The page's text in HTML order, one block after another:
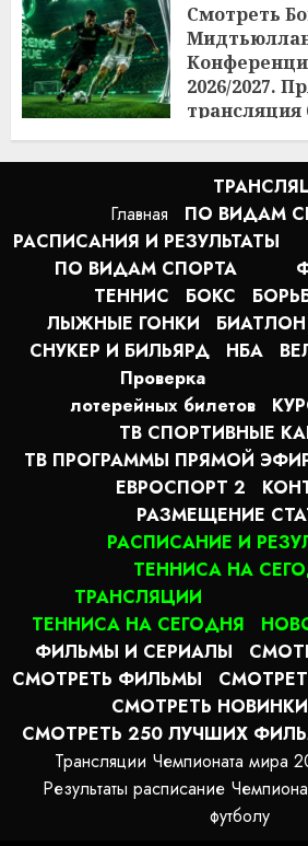
Смотреть
2026/2027.
трансляция
21:45
15:42
Главная
ПО ВИДАМ
РАСПИСАНИЯ И РЕЗУЛЬТАТЫ
ПО ВИДАМ СПОРТА
ТЕННИС
БОКС
ЛЫЖНЫЕ ГОНКИ
БИАТЛОН
СНУКЕР И БИЛЬЯРД
НБА
Проверка
лотерейных билетов
ТВ СПОРТИВНЫЕ
ТВ ПРОГРАММЫ ПРЯМОЙ
ЕВРОСПОРТ 2
РАЗМЕЩЕНИЕ
РАСПИСАНИЕ И
ТЕННИСА НА
ТРАНСЛЯЦИИ
ТЕННИСА НА СЕГОДНЯ
ФИЛЬМЫ И СЕРИАЛЫ
СМОТРЕТЬ ФИЛЬМЫ
СМОТРЕТЬ
СМОТРЕТЬ 250 ЛУЧШИХ
Трансляции Чемпионата мира
Результаты расписание
футболу